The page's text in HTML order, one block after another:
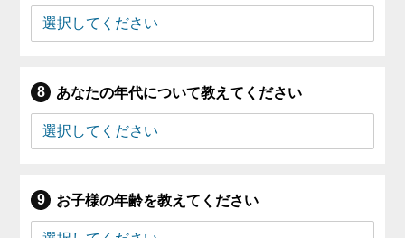
あなたの年代について教えてください
お子様の年齢を教えてください